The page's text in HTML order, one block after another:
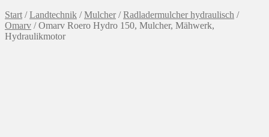
Start /Landtechnik /Mulcher/Radladermulcher hydraulisch /
Omarv /Omarv Roero Hydro 150, Mulcher, Mähwerk,
Hydraulikmotor